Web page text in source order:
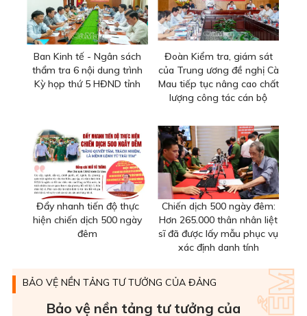
Ban Kinh tế - Ngân sách
thẩm tra 6 nội dung trình
Kỳ họp thứ 5 HĐND tỉnh
Đoàn Kiểm tra, giám sát
của Trung ương đề nghị Cà
Mau tiếp tục nâng cao chất
lượng công tác cán bộ
Đẩy nhanh tiến độ thực
hiện chiến dịch 500 ngày
đêm
Chiến dịch 500 ngày đêm:
Hơn 265.000 thân nhân liệt
sĩ đã được lấy mẫu phục vụ
xác định danh tính
BẢO VỆ NỀN TẢNG TƯ TƯỞNG CỦA ĐẢNG
Bảo vệ nền tảng tư tưởng của